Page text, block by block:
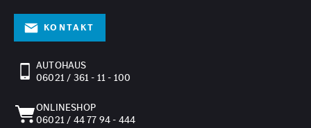
Kontakt
AUTOHAUS
06021 / 361 - 11 - 100
ONLINESHOP
06021 / 44 77 94 - 444